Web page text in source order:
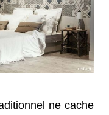
ne cache